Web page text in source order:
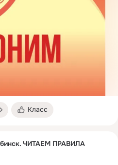
Класс
ЧИТАЕМ ПРАВИЛА